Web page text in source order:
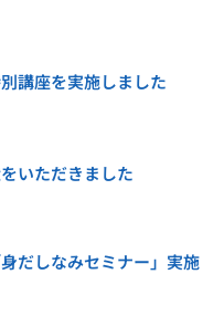
講座を実施しました
いただきました
だしなみセミナー」実施